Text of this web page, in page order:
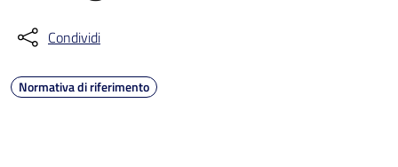
Condividi
Normativa di riferimento